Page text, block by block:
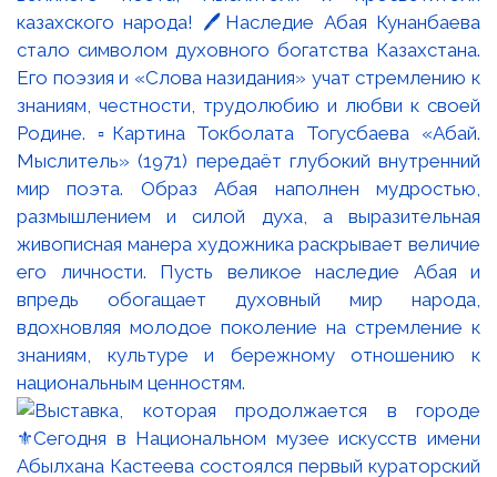
казахского народа! 🖊️Наследие Абая Кунанбаева
стало символом духовного богатства Казахстана.
Его поэзия и «Слова назидания» учат стремлению к
знаниям, честности, трудолюбию и любви к своей
Родине. ▫️Картина Токболата Тогусбаева «Абай.
Мыслитель» (1971) передаёт глубокий внутренний
мир поэта. Образ Абая наполнен мудростью,
размышлением и силой духа, а выразительная
живописная манера художника раскрывает величие
его личности. Пусть великое наследие Абая и
впредь обогащает духовный мир народа,
вдохновляя молодое поколение на стремление к
знаниям, культуре и бережному отношению к
национальным ценностям.